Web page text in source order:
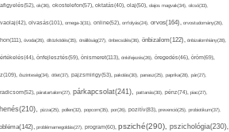
ok(36), okostelefon(57), oktatás(40), olaj(50), olajos magvak(34), olcsó(33),
olvasás(101), omega-3(31), online(52), orrfolyás(24), orvos(164), orvostudomány(26),
óvoda(26), öltözködés(35), önállóság(27), önbecsülés(36), önbizalom(122), önbizalomhiány(28),
önfejlesztés(59), önismeret(113), önkifejezés(26), öregedés(46), öröm(69),
őszinteség(34), ötlet(37), pajzsmirigy(53), pakolás(30), panasz(25), paprika(28), pár(27),
páratartalom(27), párkapcsolat(241), pattanás(30), pénz(74), piac(27),
pizza(25), pollen(32), popcorn(35), por(26), pozitív(83), prevenció(25), probiotikum(37),
problémamegoldás(27), program(60), psziché(290), pszichológia(230),